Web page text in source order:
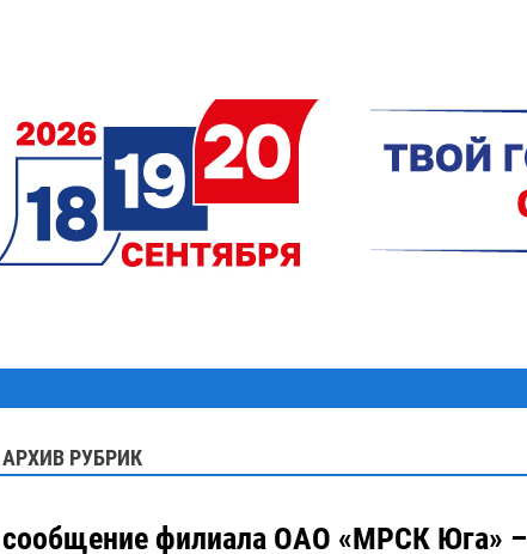
АРХИВ РУБРИК
филиала ОАО «МРСК Юга» –